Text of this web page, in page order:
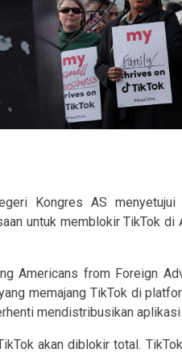
Kongres AS menyetujui
untuk memblokir TikTok
Americans from Foreign
memajang TikTok di
mendistribusikan aplikasi
akan diblokir total.